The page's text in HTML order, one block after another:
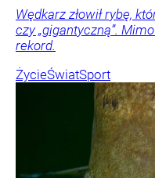
Wędkarz złowił rybę,
czy „gigantyczną”.
rekord.
ŻycieŚwiatSport